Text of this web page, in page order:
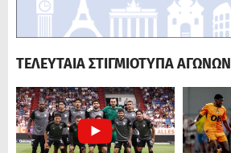
ΤΕΛΕΥΤΑΙΑ ΣΤΙΓΜΙΟΤΥΠΑ ΑΓΩΝΩΝ